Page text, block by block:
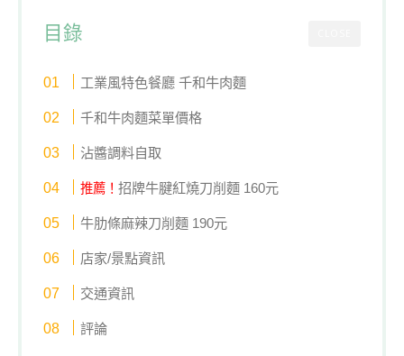
目錄
工業風特色餐廳 千和牛肉麵
千和牛肉麵菜單價格
沾醬調料自取
推薦！招牌牛腱紅燒刀削麵 160元
牛肋條麻辣刀削麵 190元
店家/景點資訊
交通資訊
評論